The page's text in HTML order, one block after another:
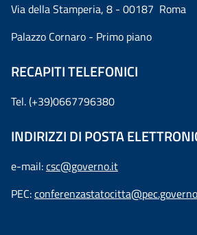
Via della Stamperia, 8 - 00187 Roma
Palazzo Cornaro - Primo piano
RECAPITI TELEFONICI
Tel. (+39)0667796380
INDIRIZZI DI POSTA
e-mail:csc@governo.it
PEC: